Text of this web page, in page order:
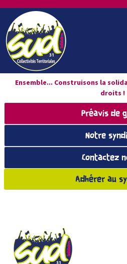
Ensemble... Construisons la
droits !
Préavis de
Notre
Contactez
Adhérer au